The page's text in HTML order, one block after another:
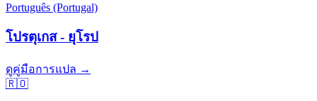
Português (Portugal)
โปรตุเกส - ยุโรป
ดูคู่มือการแปล →
🇷🇴